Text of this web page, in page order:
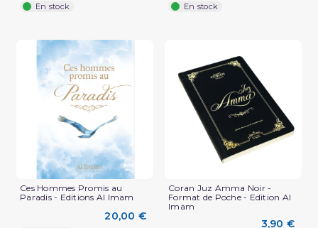
En stock En stock
Ces Hommes Promis au
Paradis - Editions Al Imam
20,00 €
Coran Juz Amma Noir -
Format de Poche - Edition Al
Imam
3,90 €